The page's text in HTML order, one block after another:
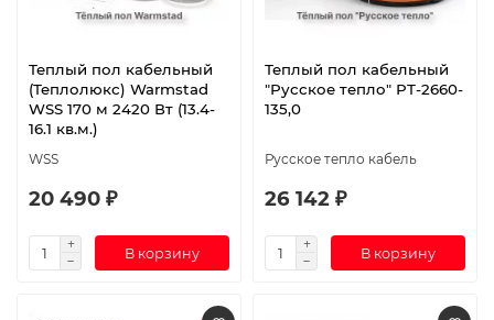
Теплый пол кабельный
(Теплолюкс) Warmstad
WSS 170 м 2420 Вт (13.4-
16.1 кв.м.)
WSS
20 490 ₽
В корзину
Теплый пол кабельный
"Русское тепло" РТ-2660-
135,0
Русское тепло кабель
26 142 ₽
В корзину